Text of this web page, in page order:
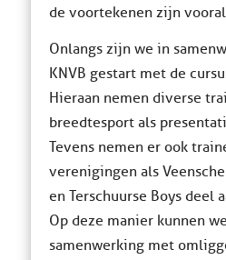
de voortekenen zijn
Onlangs zijn we in
KNVB gestart met de
Hieraan nemen diverse
breedtesport als
Tevens nemen er ook
verenigingen als
en Terschuurse Boys deel
Op deze manier kunnen
samenwerking met